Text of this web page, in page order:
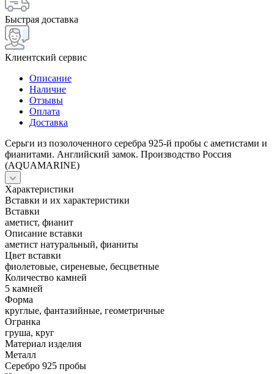
Быстрая доставка
Клиентский сервис
Описание
Наличие
Отзывы
Оплата
Доставка
Серьги из позолоченного серебра 925-й пробы с аметистами и
фианитами. Английский замок. Производство Россия
(AQUAMARINE)
Характеристики
Вставки и их характеристики
Вставки
аметист, фианит
Описание вставки
аметист натуральный, фианиты
Цвет вставки
фиолетовые, сиреневые, бесцветные
Количество камней
5 камней
Форма
круглые, фантазийные, геометричные
Огранка
груша, круг
Материал изделия
Металл
Серебро 925 пробы